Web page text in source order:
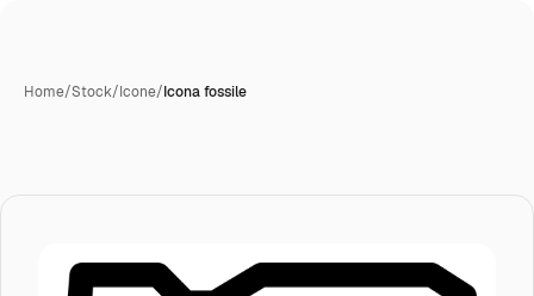
Home/Stock/Icone/Icona fossile